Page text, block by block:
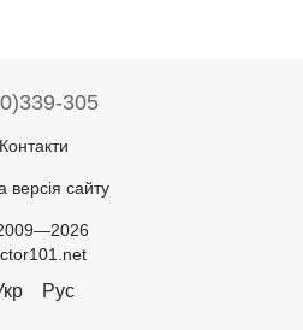
305
Контакти
версія сайту
Рус